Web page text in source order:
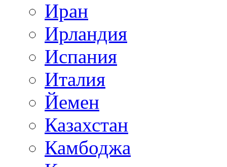
Иран
Ирландия
Испания
Италия
Йемен
Казахстан
Камбоджа